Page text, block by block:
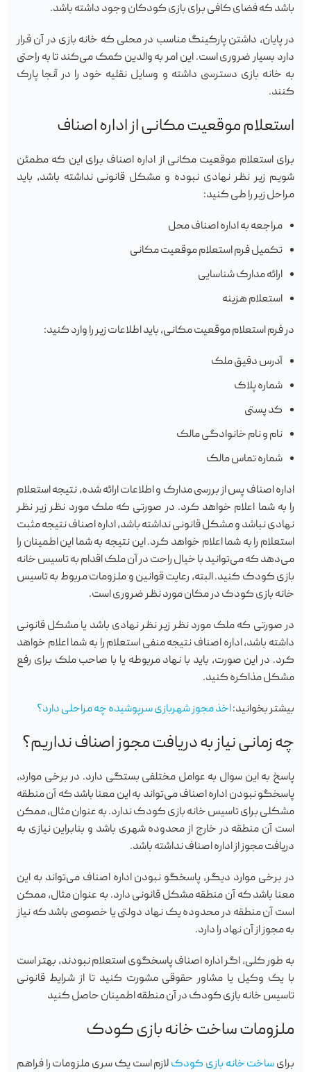
باشد که فضای کافی برای بازی کودکان وجود داشته باشد.
در پایان، داشتن پارکینگ مناسب در محلی که خانه بازی در آن قرار
دارد بسیار ضروری است. این امر به والدین کمک می‌کند تا به راحتی
به خانه بازی دسترسی داشته و وسایل نقلیه خود را در آنجا پارک
کنند.
استعلام موقعیت مکانی از اداره اصناف
برای استعلام موقعیت مکانی از اداره اصناف برای این که مطمئن
شویم زیر نظر نهادی نبوده و مشکل قانونی نداشته باشد، باید
مراحل زیر را طی کنید:
مراجعه به اداره اصناف محل
تکمیل فرم استعلام موقعیت مکانی
ارائه مدارک شناسایی
استعلام هزینه
در فرم استعلام موقعیت مکانی، باید اطلاعات زیر را وارد کنید:
آدرس دقیق ملک
شماره پلاک
کد پستی
نام و نام خانوادگی مالک
شماره تماس مالک
اداره اصناف پس از بررسی مدارک و اطلاعات ارائه شده، نتیجه استعلام
را به شما اعلام خواهد کرد. در صورتی که ملک مورد نظر زیر نظر
نهادی نباشد و مشکل قانونی نداشته باشد، اداره اصناف نتیجه مثبت
استعلام را به شما اعلام خواهد کرد. این نتیجه به شما این اطمینان را
می‌دهد که می‌توانید با خیال راحت در آن ملک اقدام به تاسیس خانه
بازی کودک کنید. البته، رعایت قوانین و ملزومات مربوط به تاسیس
خانه بازی کودک در مکان مورد نظر ضروری است.
در صورتی که ملک مورد نظر زیر نظر نهادی باشد یا مشکل قانونی
داشته باشد، اداره اصناف نتیجه منفی استعلام را به شما اعلام خواهد
کرد. در این صورت، باید با نهاد مربوطه یا با صاحب ملک برای رفع
مشکل مذاکره کنید.
بیشتر بخوانید:اخذ مجوز شهربازی سرپوشیده چه مراحلی دارد؟
چه زمانی نیاز به دریافت مجوز اصناف نداریم؟
پاسخ به این سوال به عوامل مختلفی بستگی دارد. در برخی موارد،
پاسخگو نبودن اداره اصناف می‌تواند به این معنا باشد که آن منطقه
مشکلی برای تاسیس خانه بازی کودک ندارد. به عنوان مثال، ممکن
است آن منطقه در خارج از محدوده شهری باشد و بنابراین نیازی به
دریافت مجوز از اداره اصناف نداشته باشد.
در برخی موارد دیگر، پاسخگو نبودن اداره اصناف می‌تواند به این
معنا باشد که آن منطقه مشکل قانونی دارد. به عنوان مثال، ممکن
است آن منطقه در محدوده یک نهاد دولتی یا خصوصی باشد که نیاز
به مجوز از آن نهاد را دارد.
به طور کلی، اگر اداره اصناف پاسخگوی استعلام نبودند، بهتر است
با یک وکیل یا مشاور حقوقی مشورت کنید تا از شرایط قانونی
تاسیس خانه بازی کودک در آن منطقه اطمینان حاصل کنید
ملزومات ساخت خانه بازی کودک
برایساخت خانه بازی کودکلازم است یک سری ملزومات را فراهم